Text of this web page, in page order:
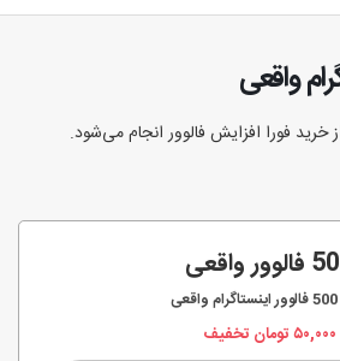
واقعی
خرید فورا افزایش فالوور انجام‌ می‌شود.
واقعی
500فالوور اینستاگرام واقعی
۵۰,۰۰۰تومان تخفیف